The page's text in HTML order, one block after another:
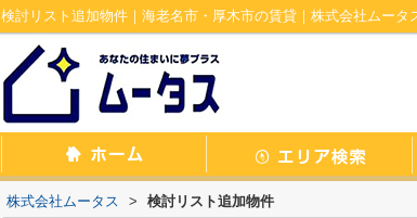
検討リスト追加物件｜海老名市・厚木市の賃貸｜株式会社ムータ
株式会社ムータス > 検討リスト追加物件